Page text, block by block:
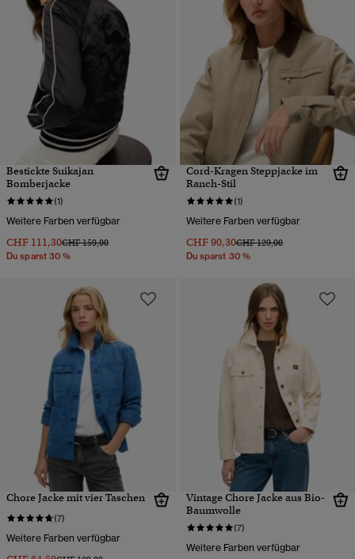
Bestickte Suikajan
Bomberjacke
(1)
Weitere Farben verfügbar
CHF 111,30Preis wurde reduziert von
CHF 159,00bis
Du sparst 30 %
Cord-Kragen Steppjacke im
Ranch-Stil
(1)
Weitere Farben verfügbar
CHF 90,30Preis wurde reduziert von
CHF 129,00bis
Du sparst 30 %
Chore Jacke mit vier Taschen
(7)
Weitere Farben verfügbar
Vintage Chore Jacke aus Bio-
Baumwolle
(7)
Weitere Farben verfügbar